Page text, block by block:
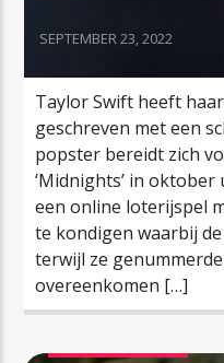
SEPTEMBER 23, 2022
Taylor Swift heeft
geschreven met een
popster bereidt zich
‘Midnights’ in
een online loterijspel
te kondigen waarbij
terwijl ze
overeenkomen […]